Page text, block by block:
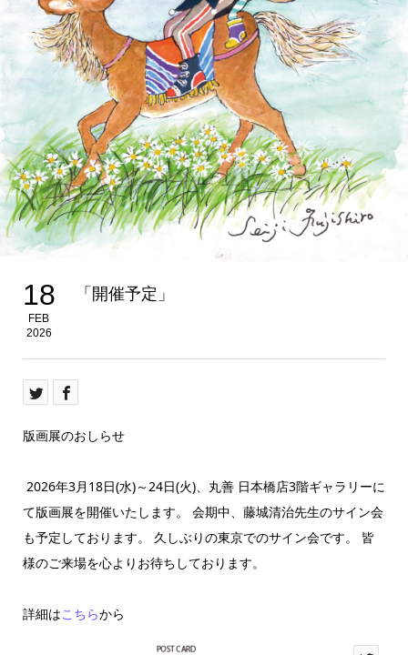
18
FEB
2026
「開催予定」
版画展のおしらせ
2026年3月18日(水)～24日(火)、丸善 日本橋店3階ギャラリーに
て版画展を開催いたします。 会期中、藤城清治先生のサイン会
も予定しております。 久しぶりの東京でのサイン会です。 皆
様のご来場を心よりお待ちしております。
詳細はこちらから